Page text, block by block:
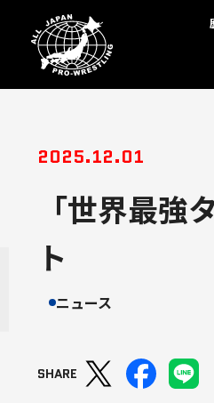
2025.12.01
「世界最
ト
ニュース
SHARE